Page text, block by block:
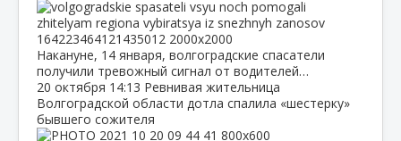
Накануне, 14 января, волгоградские спасатели
получили тревожный сигнал от водителей…
20 октября 14:13 Ревнивая жительница
Волгоградской области дотла спалила «шестерку»
бывшего сожителя